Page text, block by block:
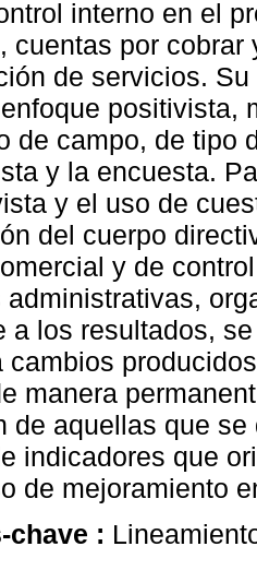
interno en el
cuentas por
de servicios.
positivista,
de campo, de tipo
y la encuesta.
y el uso de
del cuerpo
y de
administrativas,
a los resultados,
cambios
manera
de aquellas que
indicadores que
de mejoramiento
chave :